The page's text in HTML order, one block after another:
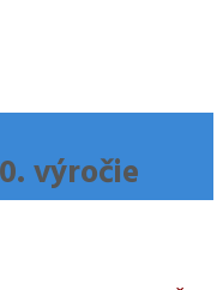
výročie